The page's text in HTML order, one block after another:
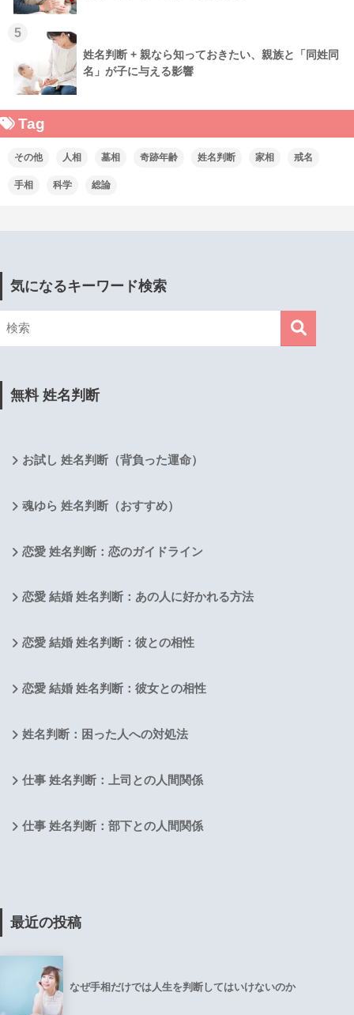
5
姓名判断 + 親なら知っておきたい、親族と「同姓同
名」が子に与える影響
Tag
その他 人相 墓相 奇跡年齢 姓名判断 家相 戒名
手相 科学 総論
気になるキーワード検索
無料 姓名判断
お試し 姓名判断（背負った運命）
魂ゆら 姓名判断（おすすめ）
恋愛 姓名判断：恋のガイドライン
恋愛 結婚 姓名判断：あの人に好かれる方法
恋愛 結婚 姓名判断：彼との相性
恋愛 結婚 姓名判断：彼女との相性
姓名判断：困った人への対処法
仕事 姓名判断：上司との人間関係
仕事 姓名判断：部下との人間関係
最近の投稿
なぜ手相だけでは人生を判断してはいけないのか